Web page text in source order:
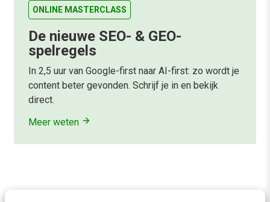
ONLINE MASTERCLASS
De nieuwe SEO- & GEO-
spelregels
In 2,5 uur van Google-first naar AI-first: zo wordt je
content beter gevonden. Schrijf je in en bekijk
direct.
Meer weten